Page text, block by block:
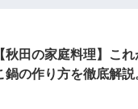
【秋田の家庭料理】こ
鍋の作り方を徹底解説